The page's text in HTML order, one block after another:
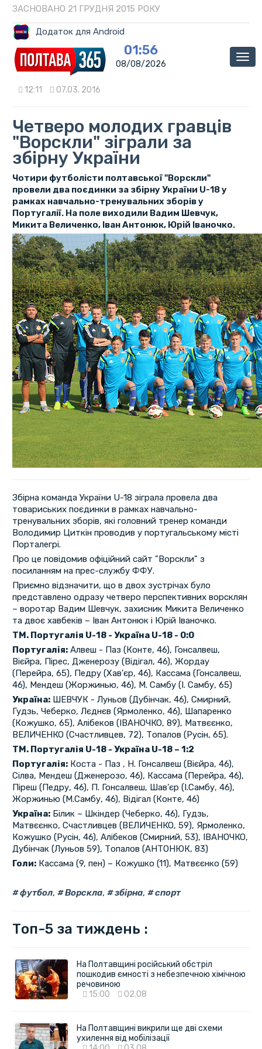
ЗАСНОВАНО 21 ГРУДНЯ 2015 РОКУ
Додаток для Android
01:56
08/08/2026
12:11 07.03. 2016
Четверо молодих гравців
"Ворскли" зіграли за
збірну України
Чотири футболісти полтавської "Ворскли"
провели два поєдинки за збірну України U-18 у
рамках навчально-тренувальних зборів у
Португалії. На поле виходили Вадим Шевчук,
Микита Величенко, Іван Антонюк, Юрій Іваночко.
Збірна команда України U-18 зіграла провела два
товариських поєдинки в рамках навчально-
тренувальних зборів, які головний тренер команди
Володимир Циткін проводив у португальському місті
Порталегрі.
Про це повідомив офіційний сайт "Ворскли" з
посиланням на прес-службу ФФУ.
Приємно відзначити, що в двох зустрічах було
представлено одразу четверо перспективних ворсклян
– воротар Вадим Шевчук, захисник Микита Величенко
та двоє хавбеків – Іван Антонюк і Юрій Іваночко.
ТМ. Португалія U-18 - Україна U-18 - 0:0
Португалія:Алвеш - Паз (Конте, 46), Гонсалвеш,
Вієйра, Пірес, Дженерозу (Відігал, 46), Жордау
(Перейра, 65), Педру (Хав'єр, 46), Кассама (Гонсалвеш,
46), Мендеш (Жоржинью, 46), М. Самбу (І. Самбу, 65)
Україна:ШЕВЧУК - Луньов (Дубінчак, 46), Смирний,
Гудзь, Чеберко, Лєднєв (Ярмоленко, 46), Шапаренко
(Кожушко, 65), Алібеков (ІВАНОЧКО, 89), Матвєєнко,
ВЕЛИЧЕНКО (Счастливцев, 72), Топалов (Русін, 65).
ТМ. Португалія U-18 - Україна U-18 – 1:2
Португалія:Коста - Паз , Н. Гонсалвеш (Вієйра, 46),
Сілва, Мендеш (Дженерозо, 46), Кассама (Перейра, 46),
Піреш (Педру, 46), П. Гонсалвеш, Шав’єр (І.Самбу, 46),
Жоржинью (М.Самбу, 46), Відігал (Конте, 46)
Україна:Білик – Шкіндер (Чеберко, 46), Гудзь,
Матвєєнко, Счастливцев (ВЕЛИЧЕНКО, 59), Ярмоленко,
Кожушко (Русін, 46), Алібеков (Смирний, 53), ІВАНОЧКО,
Дубінчак (Луньов 59), Топалов (АНТОНЮК, 83)
Голи:Кассама (9, пен) – Кожушко (11), Матвєєнко (59)
футбол, Ворскла, збірна, спорт
Топ-5 за тиждень :
На Полтавщині російський обстріл
пошкодив ємності з небезпечною хімічною
речовиною
15:00
02.08
На Полтавщині викрили ще дві схеми
ухилення від мобілізації